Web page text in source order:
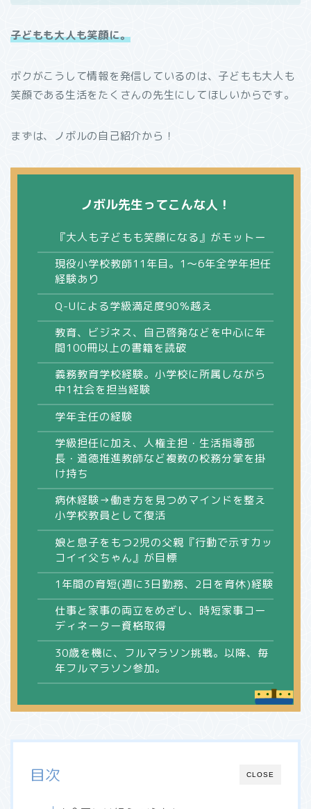
子どもも大人も笑顔に。
ボクがこうして情報を発信しているのは、子どもも大人も
笑顔である生活をたくさんの先生にしてほしいからです。
まずは、ノボルの自己紹介から！
ノボル先生ってこんな人！
『大人も子どもも笑顔になる』がモットー
現役小学校教師11年目。1～6年全学年担任
経験あり
Q-Uによる学級満足度90％越え
教育、ビジネス、自己啓発などを中心に年
間100冊以上の書籍を読破
義務教育学校経験。小学校に所属しながら
中1社会を担当経験
学年主任の経験
学級担任に加え、人権主担・生活指導部
長・道徳推進教師など複数の校務分掌を掛
け持ち
病休経験→働き方を見つめマインドを整え
小学校教員として復活
娘と息子をもつ2児の父親『行動で示すカッ
コイイ父ちゃん』が目標
1年間の育短(週に3日勤務、2日を育休)経験
仕事と家事の両立をめざし、時短家事コー
ディネーター資格取得
30歳を機に、フルマラソン挑戦。以降、毎
年フルマラソン参加。
CLOSE
目次